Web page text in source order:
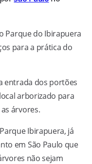
Parque do Ibirapuera
para a prática do
entrada dos portões
arborizado para
árvores.
Ibirapuera, já
em São Paulo que
não sejam